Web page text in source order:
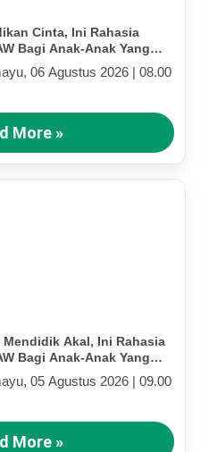
Cinta, Ini Rahasia
Bagi Anak-Anak Yang
06 Agustus 2026 | 08.00
More »
Akal, Ini Rahasia
Bagi Anak-Anak Yang
05 Agustus 2026 | 09.00
More »